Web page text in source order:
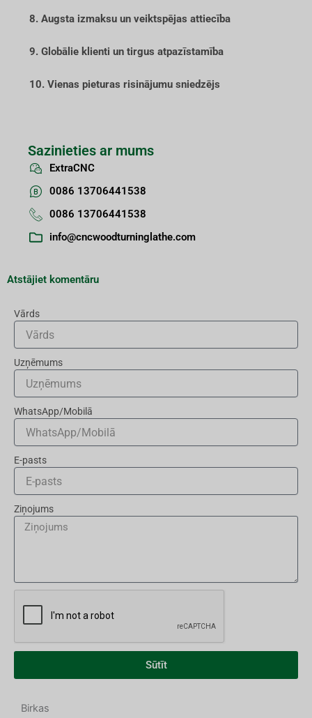
8. Augsta izmaksu un veiktspējas attiecība
9. Globālie klienti un tirgus atpazīstamība
10. Vienas pieturas risinājumu sniedzējs
Sazinieties ar mums
ExtraCNC
0086 13706441538
0086 13706441538
info@cncwoodturninglathe.com
Atstājiet komentāru
Vārds
Uzņēmums
WhatsApp/Mobilā
E-pasts
Ziņojums
Sūtīt
Birkas